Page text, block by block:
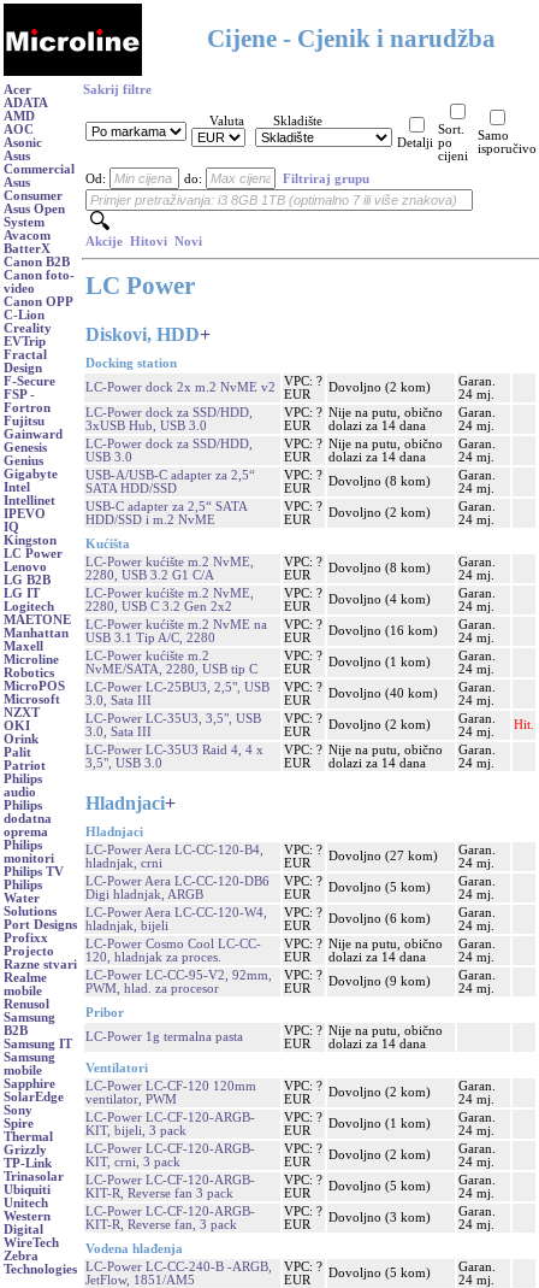
Cijene - Cjenik i narudžba
Acer
ADATA
AMD
AOC
Asonic
Asus
Commercial
Asus
Consumer
Asus Open
System
Avacom
BatterX
Canon B2B
Canon foto-
video
Canon OPP
C-Lion
Creality
EVTrip
Fractal
Design
F-Secure
FSP -
Fortron
Fujitsu
Gainward
Genesis
Genius
Gigabyte
Intel
Intellinet
IPEVO
IQ
Kingston
LC Power
Lenovo
LG B2B
LG IT
Logitech
MAETONE
Manhattan
Maxell
Microline
Robotics
MicroPOS
Microsoft
NZXT
OKI
Orink
Palit
Patriot
Philips
audio
Philips
dodatna
oprema
Philips
monitori
Philips TV
Philips
Water
Solutions
Port Designs
Profixx
Projecto
Razne stvari
Realme
mobile
Renusol
Samsung
B2B
Samsung IT
Samsung
mobile
Sapphire
SolarEdge
Sony
Spire
Thermal
Grizzly
TP-Link
Trinasolar
Ubiquiti
Unitech
Western
Digital
WireTech
Zebra
Technologies
Sakrij filtre
Valuta
Skladište
Detalji
Sort.
po
cijeni
Samo
isporučivo
Od: do: Filtriraj grupu
Akcije Hitovi Novi
LC Power
Diskovi, HDD+
Docking station
LC-Power dock 2x m.2 NvME v2
VPC: ?
EUR
Dovoljno (2 kom)
Garan.
24 mj.
LC-Power dock za SSD/HDD,
3xUSB Hub, USB 3.0
VPC: ?
EUR
Nije na putu, obično
dolazi za 14 dana
Garan.
24 mj.
LC-Power dock za SSD/HDD,
USB 3.0
VPC: ?
EUR
Nije na putu, obično
dolazi za 14 dana
Garan.
24 mj.
USB-A/USB-C adapter za 2,5“
SATA HDD/SSD
VPC: ?
EUR
Dovoljno (8 kom)
Garan.
24 mj.
USB-C adapter za 2,5“ SATA
HDD/SSD i m.2 NvME
VPC: ?
EUR
Dovoljno (2 kom)
Garan.
24 mj.
Kućišta
LC-Power kućište m.2 NvME,
2280, USB 3.2 G1 C/A
VPC: ?
EUR
Dovoljno (8 kom)
Garan.
24 mj.
LC-Power kućište m.2 NvME,
2280, USB C 3.2 Gen 2x2
VPC: ?
EUR
Dovoljno (4 kom)
Garan.
24 mj.
LC-Power kućište m.2 NvME na
USB 3.1 Tip A/C, 2280
VPC: ?
EUR
Dovoljno (16 kom)
Garan.
24 mj.
LC-Power kućište m.2
NvME/SATA, 2280, USB tip C
VPC: ?
EUR
Dovoljno (1 kom)
Garan.
24 mj.
LC-Power LC-25BU3, 2,5", USB
3.0, Sata III
VPC: ?
EUR
Dovoljno (40 kom)
Garan.
24 mj.
LC-Power LC-35U3, 3,5", USB
3.0, Sata III
VPC: ?
EUR
Dovoljno (2 kom)
Garan.
24 mj.
Hit.
LC-Power LC-35U3 Raid 4, 4 x
3,5", USB 3.0
VPC: ?
EUR
Nije na putu, obično
dolazi za 14 dana
Garan.
24 mj.
Hladnjaci+
Hladnjaci
LC-Power Aera LC-CC-120-B4,
hladnjak, crni
VPC: ?
EUR
Dovoljno (27 kom)
Garan.
24 mj.
LC-Power Aera LC-CC-120-DB6
Digi hladnjak, ARGB
VPC: ?
EUR
Dovoljno (5 kom)
Garan.
24 mj.
LC-Power Aera LC-CC-120-W4,
hladnjak, bijeli
VPC: ?
EUR
Dovoljno (6 kom)
Garan.
24 mj.
LC-Power Cosmo Cool LC-CC-
120, hladnjak za proces.
VPC: ?
EUR
Nije na putu, obično
dolazi za 14 dana
Garan.
24 mj.
LC-Power LC-CC-95-V2, 92mm,
PWM, hlad. za procesor
VPC: ?
EUR
Dovoljno (9 kom)
Garan.
24 mj.
Pribor
LC-Power 1g termalna pasta
VPC: ?
EUR
Nije na putu, obično
dolazi za 14 dana
Ventilatori
LC-Power LC-CF-120 120mm
ventilator, PWM
VPC: ?
EUR
Dovoljno (2 kom)
Garan.
24 mj.
LC-Power LC-CF-120-ARGB-
KIT, bijeli, 3 pack
VPC: ?
EUR
Dovoljno (1 kom)
Garan.
24 mj.
LC-Power LC-CF-120-ARGB-
KIT, crni, 3 pack
VPC: ?
EUR
Dovoljno (2 kom)
Garan.
24 mj.
LC-Power LC-CF-120-ARGB-
KIT-R, Reverse fan 3 pack
VPC: ?
EUR
Dovoljno (5 kom)
Garan.
24 mj.
LC-Power LC-CF-120-ARGB-
KIT-R, Reverse fan, 3 pack
VPC: ?
EUR
Dovoljno (3 kom)
Garan.
24 mj.
Vodena hlađenja
LC-Power LC-CC-240-B -ARGB,
JetFlow, 1851/AM5
VPC: ?
EUR
Dovoljno (5 kom)
Garan.
24 mj.